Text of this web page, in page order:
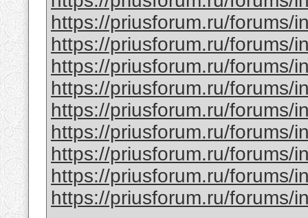
https://priusforum.ru/forums/
https://priusforum.ru/forums/
https://priusforum.ru/forums/
https://priusforum.ru/forums/
https://priusforum.ru/forums/
https://priusforum.ru/forums/
https://priusforum.ru/forums/
https://priusforum.ru/forums/
https://priusforum.ru/forums/